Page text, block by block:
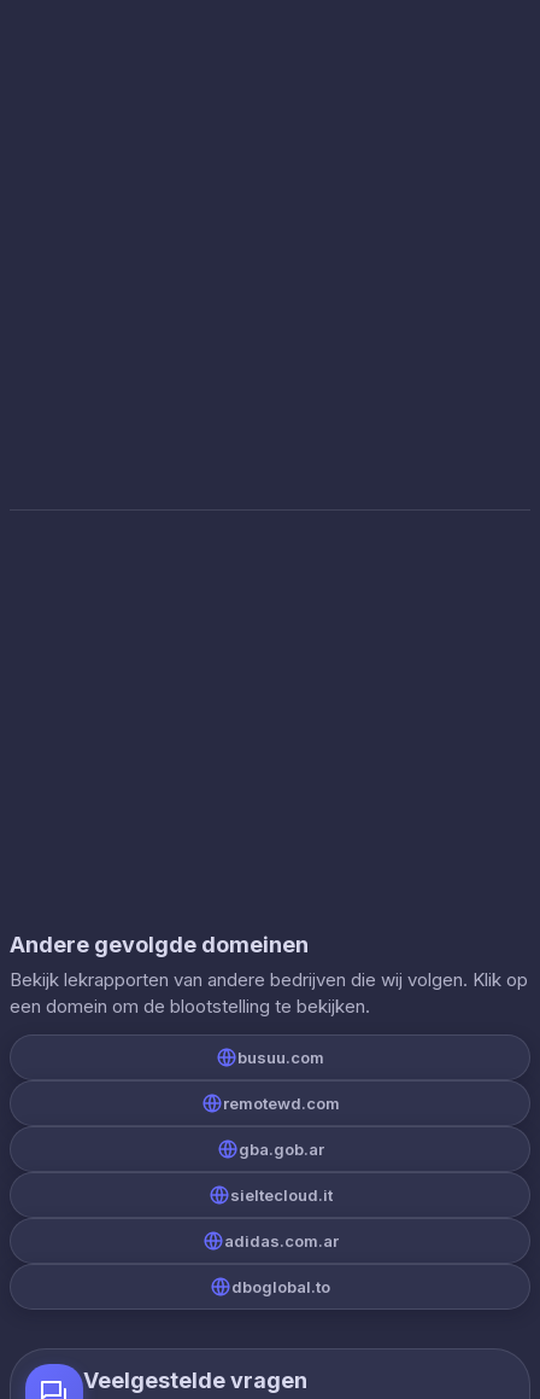
Andere gevolgde domeinen
Bekijk lekrapporten van andere bedrijven die wij volgen. Klik op
een domein om de blootstelling te bekijken.
busuu.com
remotewd.com
gba.gob.ar
sieltecloud.it
adidas.com.ar
dboglobal.to
Veelgestelde vragen